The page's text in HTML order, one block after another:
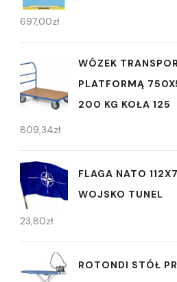
697,00zł
WÓZEK
PLATFORMĄ
200 KG KOŁA 125
809,34zł
FLAGA NATO
WOJSKO TUNEL
23,80zł
ROTONDI STÓŁ